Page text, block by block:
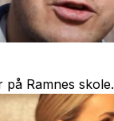
Ramnes skole.